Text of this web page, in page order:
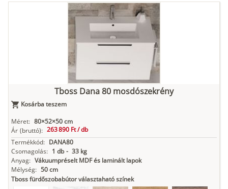
Grafit fa Loft beton
Szupermatt
fehér
Kőszürke Füstös zöld
Antracit Matt fekete
Tboss Dana 80 mosdószekrény
Kosárba teszem
Méret: 80×52×50 cm
Ár (bruttó): 263 890 Ft /db
Termékkód: DANA80
Csomagolás: 1 db - 33 kg
Anyag: Vákuumpréselt MDF és laminált lapok
Mélység: 50 cm
Tboss fürdőszobabútor választaható színek